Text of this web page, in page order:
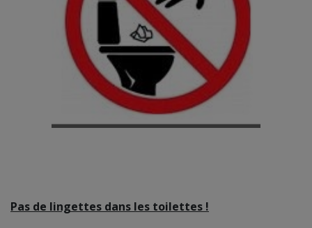
Pas de lingettes dans les toilettes !